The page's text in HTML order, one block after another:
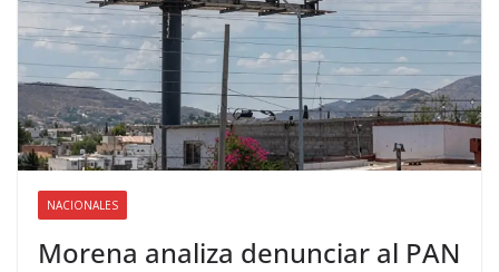
NACIONALES
Morena analiza denunciar al PAN